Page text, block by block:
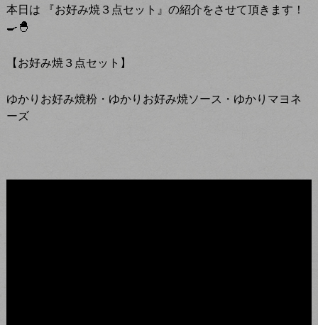
本日は 『お好み焼３点セット』の紹介をさせて頂きます！
🍳🐣
【お好み焼３点セット】
ゆかりお好み焼粉・ゆかりお好み焼ソース・ゆかりマヨネ
ーズ